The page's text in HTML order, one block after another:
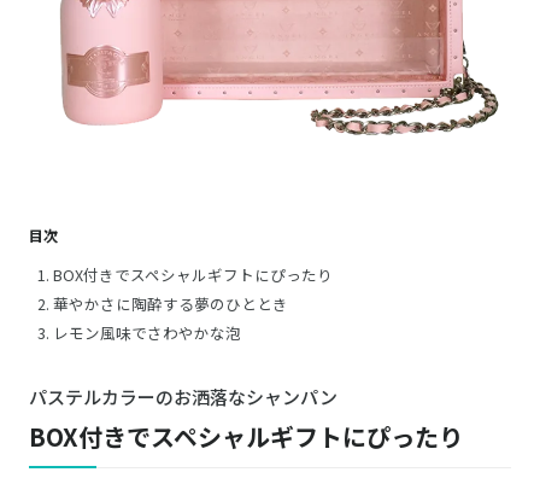
目次
BOX付きでスペシャルギフトにぴったり
華やかさに陶酔する夢のひととき
レモン風味でさわやかな泡
パステルカラーのお洒落なシャンパン
BOX付きでスペシャルギフトにぴったり